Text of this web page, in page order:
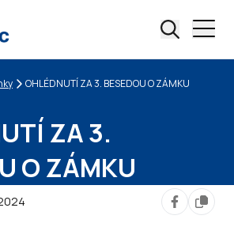
OHLÉDNUTÍ ZA 3. BESEDOU O ZÁMKU
ZA 3.
O ZÁMKU